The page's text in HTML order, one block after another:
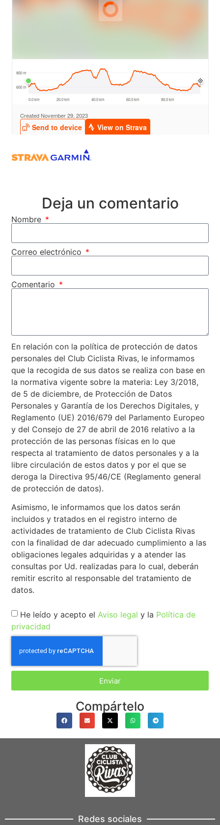
Deja un comentario
Nombre
Correo electrónico
Comentario
En relación con la política de protección de datos
personales del Club Ciclista Rivas, le informamos
que la recogida de sus datos se realiza con base en
la normativa vigente sobre la materia: Ley 3/2018,
de 5 de diciembre, de Protección de Datos
Personales y Garantía de los Derechos Digitales, y
Reglamento (UE) 2016/679 del Parlamento Europeo
y del Consejo de 27 de abril de 2016 relativo a la
protección de las personas físicas en lo que
respecta al tratamiento de datos personales y a la
libre circulación de estos datos y por el que se
deroga la Directiva 95/46/CE (Reglamento general
de protección de datos).
Asimismo, le informamos que los datos serán
incluidos y tratados en el registro interno de
actividades de tratamiento de Club Ciclista Rivas
con la finalidad de dar adecuado cumplimiento a las
obligaciones legales adquiridas y a atender las
consultas por Ud. realizadas para lo cual, deberán
remitir escrito al responsable del tratamiento de
datos.
He leído y acepto el Aviso legal y la Política de
privacidad
Enviar
Compártelo
Redes sociales